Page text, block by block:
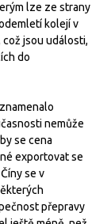
lze ze strany
kolejí v
jsou události,
do
nemůže
se cena
exportovat se
se v
přepravy